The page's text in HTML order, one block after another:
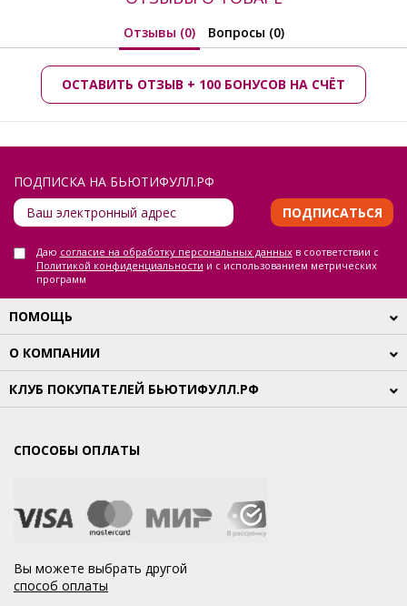
Отзывы (0) Вопросы (0)
ОСТАВИТЬ ОТЗЫВ + 100 БОНУСОВ НА СЧЁТ
ПОДПИСКА НА БЬЮТИФУЛЛ.РФ
ПОДПИСАТЬСЯ
Даю согласие на обработку персональных данныхв соответствии с
Политикой конфиденциальности и с использованием метрических
программ
ПОМОЩЬ
О КОМПАНИИ
КЛУБ ПОКУПАТЕЛЕЙ БЬЮТИФУЛЛ.РФ
СПОСОБЫ ОПЛАТЫ
Вы можете выбрать другой
способ оплаты